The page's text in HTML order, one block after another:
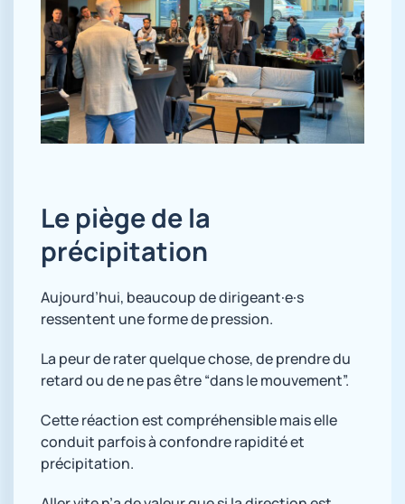
Le piège de la
précipitation
Aujourd’hui, beaucoup de dirigeant·e·s
ressentent une forme de pression.
La peur de rater quelque chose, de prendre du
retard ou de ne pas être “dans le mouvement”.
Cette réaction est compréhensible mais elle
conduit parfois à confondre rapidité et
précipitation.